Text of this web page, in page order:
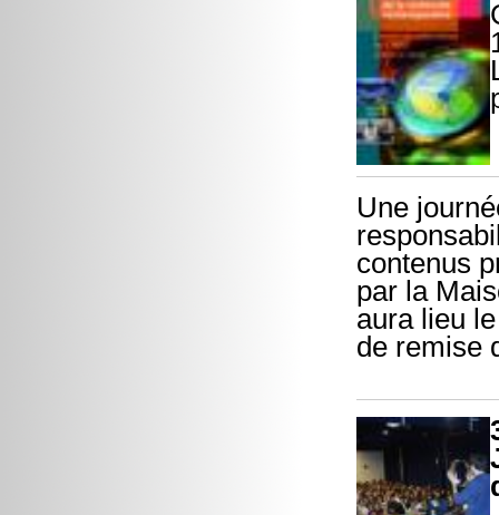
Une
contenus
par la
aura lieu
de remise